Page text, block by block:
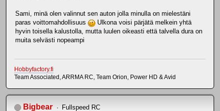
Sami, minä olen valinnut sen auton jolla minulla on mielestäni
paras voittomahdollisuus
Ulkona voisi pärjätä melkein yhtä
hyvin toisella kalustolla, mutta luulen oikeasti että talvella dura on
muita selvästi nopeampi
Hobbyfactory.fi
Team Associated, ARRMA RC, Team Orion, Power HD & Avid
Bigbear Fullspeed RC